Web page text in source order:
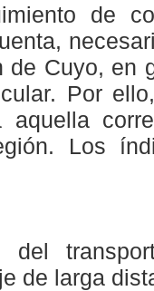
de
de Cuyo, en
Por
aquella
Los
del
de larga